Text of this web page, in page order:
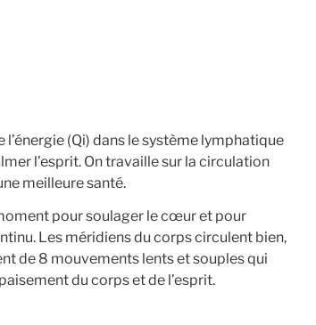
(Qi) dans le système lymphatique
l’esprit. On travaille sur la circulation
meilleure santé.
pour soulager le cœur et pour
Les méridiens du corps circulent bien,
de 8 mouvements lents et souples qui
du corps et de l’esprit.